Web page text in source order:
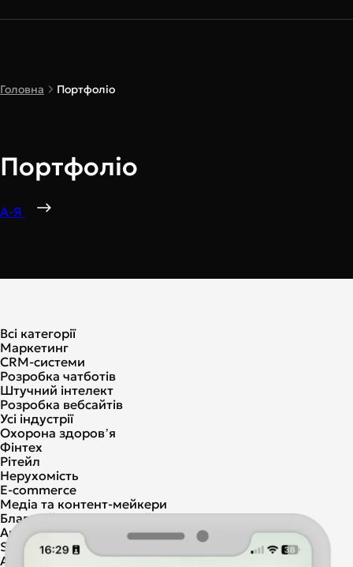
Головна Портфоліо
Портфоліо
А-Я
Всі категорії
Маркетинг
CRM-системи
Розробка чатботів
Штучний інтелект
Розробка вебсайтів
Усі індустрії
Охорона здоровʼя
Фінтех
Рітейл
Нерухомість
E-commerce
Медіа та контент-мейкери
Благодійність і фандрейзинг
Авто та мобільність
SaaS і стартапи
AI та автоматизація